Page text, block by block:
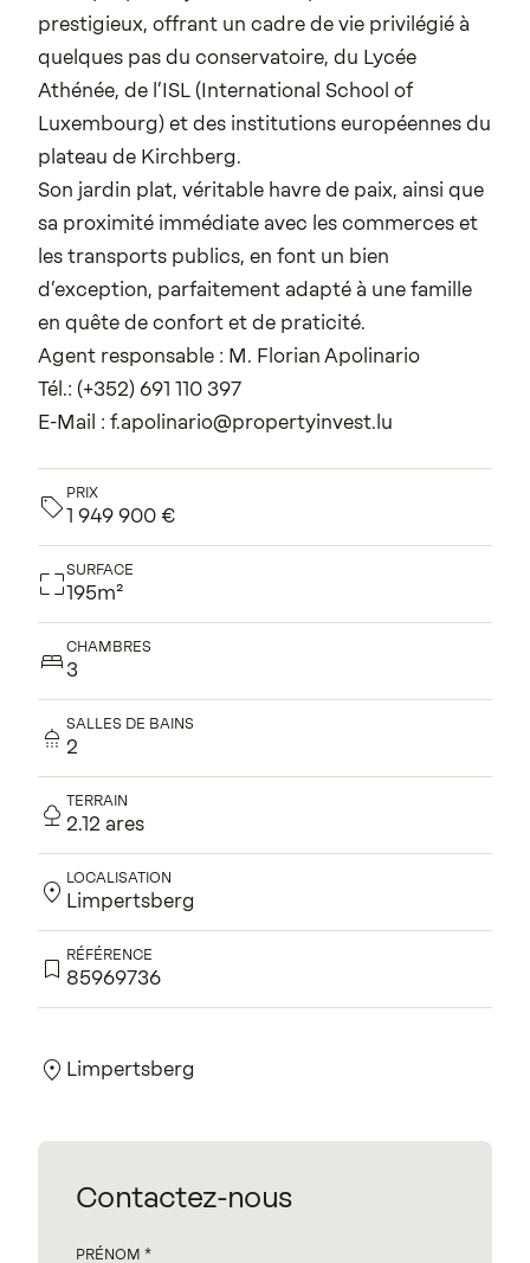
prestigieux, offrant un cadre de vie privilégié à
quelques pas du conservatoire, du Lycée
Athénée, de l’ISL (International School of
Luxembourg) et des institutions européennes du
plateau de Kirchberg.
Son jardin plat, véritable havre de paix, ainsi que
sa proximité immédiate avec les commerces et
les transports publics, en font un bien
d’exception, parfaitement adapté à une famille
en quête de confort et de praticité.
Agent responsable : M. Florian Apolinario
Tél.: (+352) 691 110 397
E-Mail : f.apolinario@propertyinvest.lu
PRIX
1 949 900 €
SURFACE
195m²
CHAMBRES
3
SALLES DE BAINS
2
TERRAIN
2.12 ares
LOCALISATION
Limpertsberg
RÉFÉRENCE
85969736
Limpertsberg
Contactez-nous
PRÉNOM